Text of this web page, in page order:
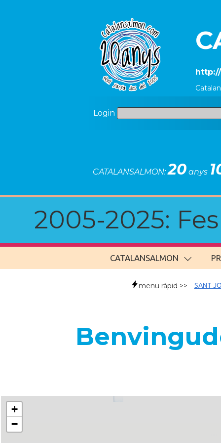
Login
CATALANSALMON:20 anys
2005-2025:
CATALANSALMON
menu ràpid >> SANT
+
−